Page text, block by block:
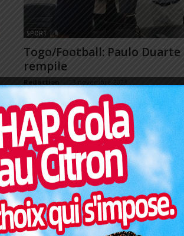
SPORT
Togo/Football: Paulo Duarte
rempile
C'est enfin officiel. Paulo Duarte est reconduit à
tête des Eperviers du Togo. C'est dans un
communiqué en date du 10 Novembre 2023...